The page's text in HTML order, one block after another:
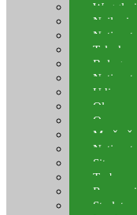
Najloni
Udice za
Olovo
Oprema
Mreže
Sito,
Torbe
Starlete